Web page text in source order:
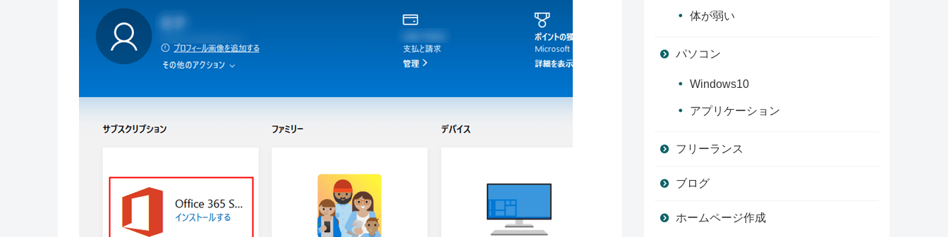
体が弱い
パソコン
Windows10
アプリケーション
フリーランス
ブログ
ホームページ作成